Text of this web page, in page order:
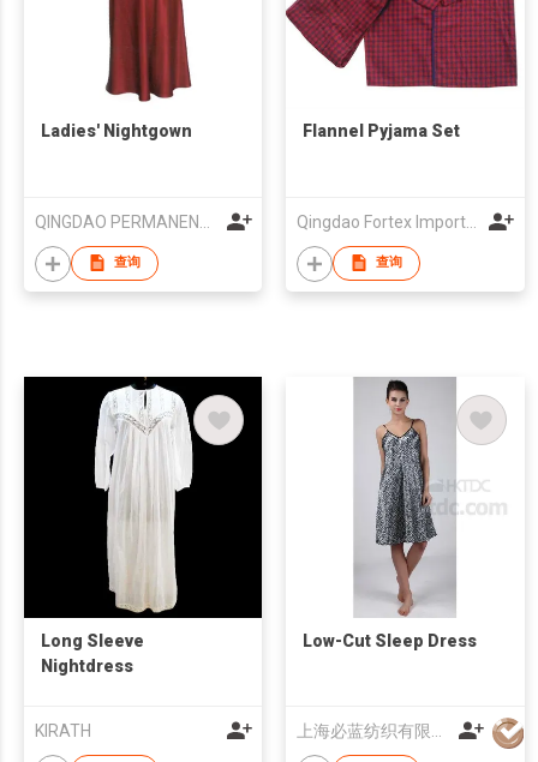
Ladies' Nightgown
查询
Flannel Pyjama Set
查询
Long Sleeve
Nightdress
KIRATH
Low-Cut Sleep Dress